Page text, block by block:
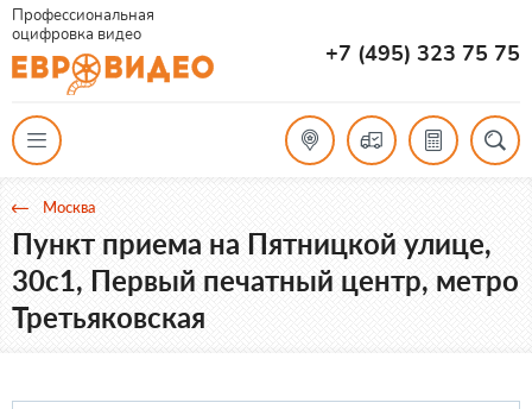
Профессиональная
оцифровка видео
+7 (495) 323 75 75
Москва
Пункт приема на Пятницкой улице,
30с1, Первый печатный центр, метро
Третьяковская